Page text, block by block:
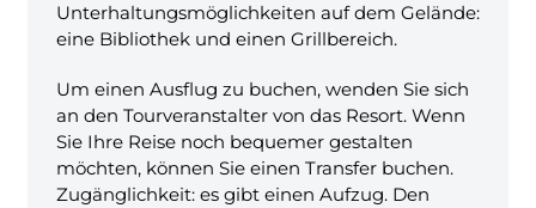
Unterhaltungsmöglichkeiten auf dem Gelände:
eine Bibliothek und einen Grillbereich.
Um einen Ausflug zu buchen, wenden Sie sich
an den Tourveranstalter von das Resort. Wenn
Sie Ihre Reise noch bequemer gestalten
möchten, können Sie einen Transfer buchen.
Zugänglichkeit: es gibt einen Aufzug. Den